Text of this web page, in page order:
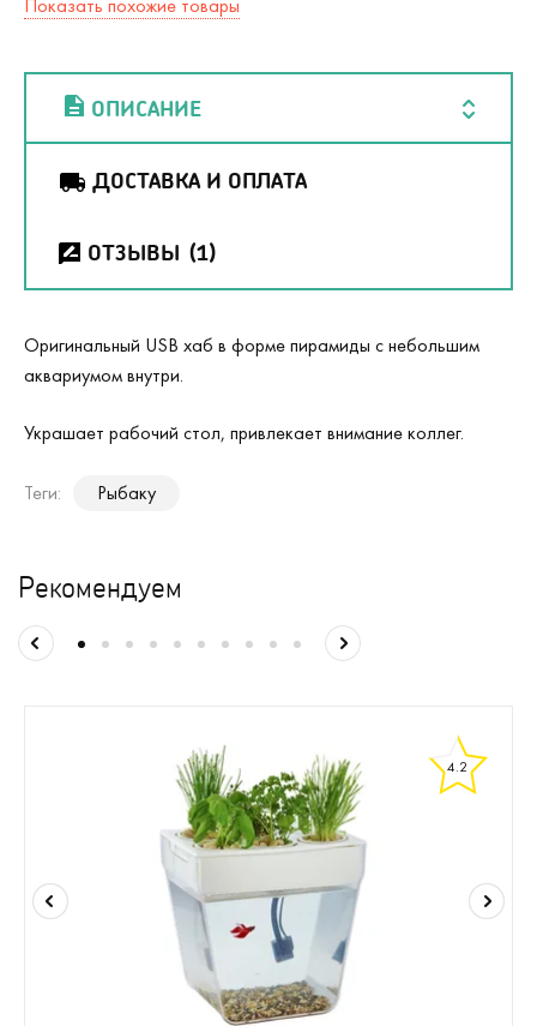
Показать похожие товары
ОПИСАНИЕ
ДОСТАВКА И ОПЛАТА
ОТЗЫВЫ (1)
Оригинальный USB хаб в форме пирамиды с небольшим
аквариумом внутри.
Украшает рабочий стол, привлекает внимание коллег.
Теги: Рыбаку
Рекомендуем
4.2